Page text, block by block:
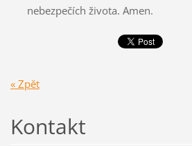
nebezpečích života. Amen.
« Zpět
Kontakt